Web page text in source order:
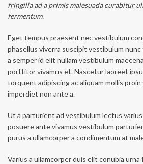
fringilla ad a primis malesuada curabitur
fermentum.
Eget tempus praesent nec vestibulum
phasellus viverra suscipit vestibulum
a semper id elit nullam vestibulum
porttitor vivamus et. Nascetur laoreet
torquent adipiscing ac aliquam mollis
imperdiet non ante a.
Ut a parturient ad vestibulum lectus
posuere ante vivamus vestibulum
purus a ullamcorper a condimentum at
Varius a ullamcorper duis elit conubia